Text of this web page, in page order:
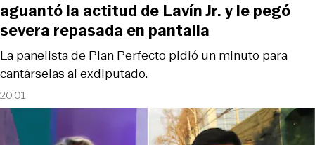
20:01
La panelista de Plan Perfecto pidió un minuto para
cantárselas al exdiputado.
aguantó la actitud de Lavín Jr. y le pegó
severa repasada en pantalla